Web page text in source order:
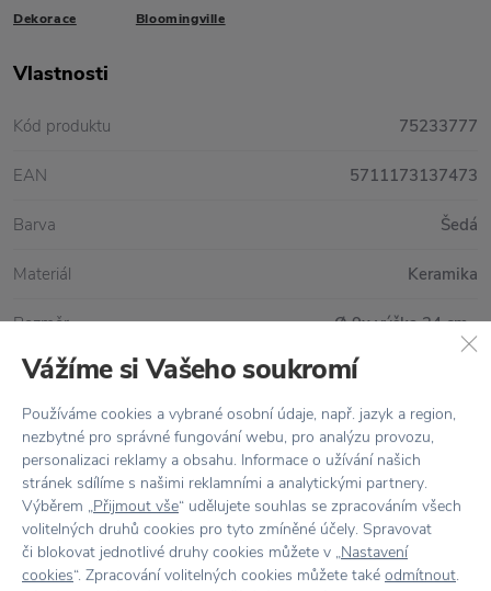
Vše skladem,odesíláme ihned
Doprava zdarmanad 2 000 Kč
Vrácení zbožído 30 dnů
7500+ produktůna výběr
Dekorace Bloomingville
Vlastnosti
Kód produktu 75233777
EAN 5711173137473
Barva Šedá
Materiál Keramika
Rozměr Ø 9x výška 24 cm
Vážíme si Vašeho soukromí
Používáme cookies a vybrané osobní údaje, např. jazyk a region,
nezbytné pro správné fungování webu, pro analýzu provozu,
personalizaci reklamy a obsahu. Informace o užívání našich
stránek sdílíme s našimi reklamními a analytickými partnery.
Výběrem „Přijmout vše“ udělujete souhlas se zpracováním všech
volitelných druhů cookies pro tyto zmíněné účely. Spravovat
či blokovat jednotlivé druhy cookies můžete v „Nastavení
cookies“. Zpracování volitelných cookies můžete také odmítnout.